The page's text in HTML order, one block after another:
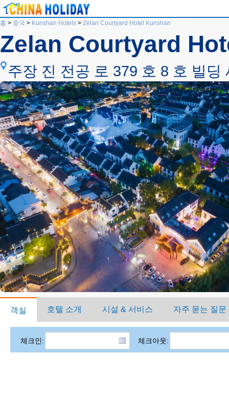
홈 > 중국 > Kunshan Hotels > Zelan Courtyard Hotel Kunshan
Zelan Courtyard
주장 진 전공 로 379 호 8 호 빌딩
객실 호텔 소개 시설 & 서비스 자주 묻는 질문
체크인: 체크아웃: